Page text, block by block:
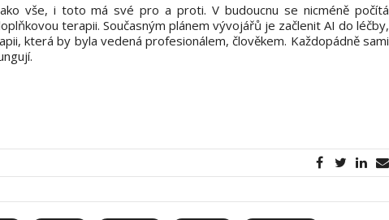
vše, i toto má své pro a proti. V budoucnu se nicméně počítá
terapii. Současným plánem vývojářů je začlenit AI do léčby,
která by byla vedená profesionálem, člověkem. Každopádně sami